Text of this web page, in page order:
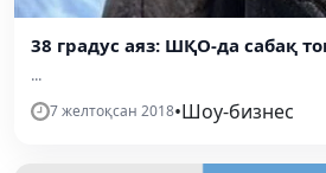
38 градус аяз: ШҚО-да сабақ
...
7 желтоқсан 2018•Шоу-бизнес